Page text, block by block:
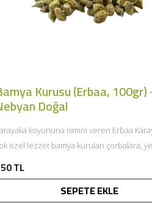
Kurusu (Erbaa, 100gr)
Doğal
koyununa ismini veren Erbaa
özel lezzet bamya kuruları çorbalara,
TL
SEPETE EKLE